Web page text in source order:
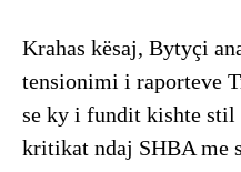
Krahas kësaj, Bytyçi
tensionimi i raporteve
se ky i fundit kishte stil
kritikat ndaj SHBA me